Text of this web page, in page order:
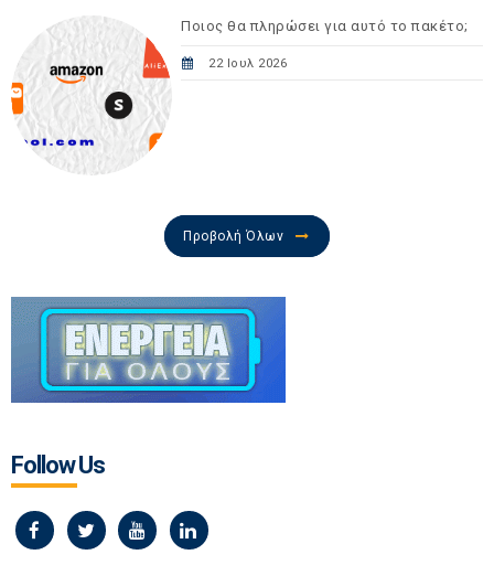
Ποιος θα πληρώσει για αυτό το πακέτο;
22 Ιουλ 2026
Προβολή Όλων
Follow Us